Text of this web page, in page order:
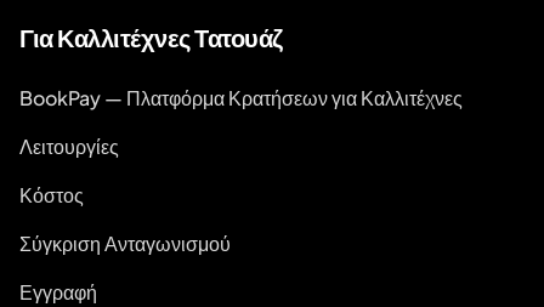
Για Καλλιτέχνες Τατουάζ
BookPay — Πλατφόρμα Κρατήσεων για Καλλιτέχνες
Λειτουργίες
Κόστος
Σύγκριση Ανταγωνισμού
Εγγραφή